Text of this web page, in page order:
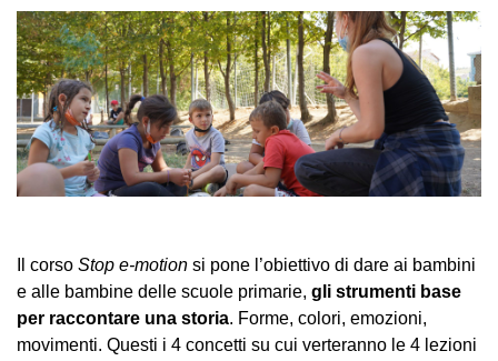
Il corso Stop e-motion si pone l’obiettivo di dare ai bambini
e alle bambine delle scuole primarie, gli strumenti base
per raccontare una storia. Forme, colori, emozioni,
movimenti. Questi i 4 concetti su cui verteranno le 4 lezioni